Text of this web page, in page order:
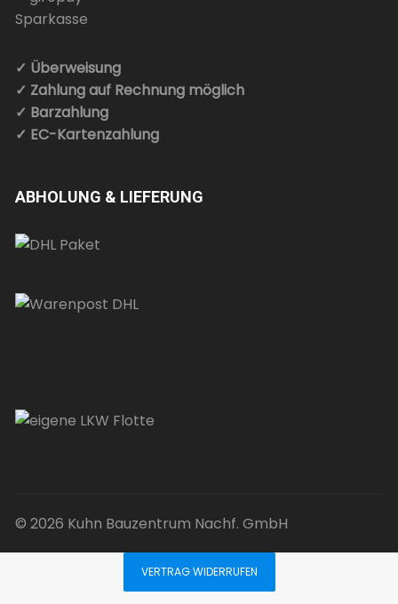
✓ Überweisung
✓ Zahlung auf Rechnung möglich
✓ Barzahlung
✓ EC-Kartenzahlung
ABHOLUNG & LIEFERUNG
© 2026 Kuhn Bauzentrum Nachf. GmbH
VERTRAG WIDERRUFEN